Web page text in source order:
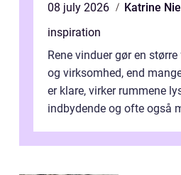
08 july 2026
Katrine
inspiration
Rene vinduer gør en
og virksomhed, end
er klare, virker rummene
indbydende og ofte også